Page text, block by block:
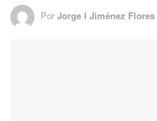
Por Jorge I Jiménez Flores